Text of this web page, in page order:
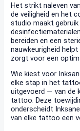
Het strikt naleven
de veiligheid en het
studio maakt
bereiden en een
nauwkeurigheid
zorgt voor een
Wie kiest voor
elke stap in het
uitgevoerd — van de
tattoo. Deze
onderscheidt
van elke tattoo een